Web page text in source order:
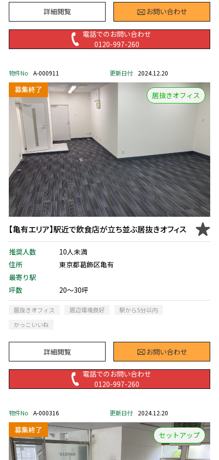
詳細閲覧 お問い合わせ
電話でのお問い合わせ
0120-997-260
物件No A-000911 更新日付 2024.12.20
居抜きオフィス
【亀有エリア】駅近で飲食店が立ち並ぶ居抜きオフィス
推奨人数
10人未満
住所
東京都葛飾区亀有
最寄り駅
坪数
20～30坪
居抜きオフィス 周辺環境良好
駅から5分以内
かっこいいね
詳細閲覧 お問い合わせ
電話でのお問い合わせ
0120-997-260
物件No A-000316 更新日付 2024.12.20
セットアップ